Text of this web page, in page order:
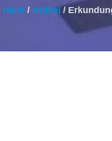
Heim / Artikel /